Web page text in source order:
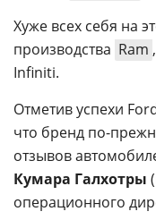
Хуже всех себя на
производства Ram ,
Infiniti.
Отметив успехи
что бренд по-
отзывов
Кумара Галхотры
операционного